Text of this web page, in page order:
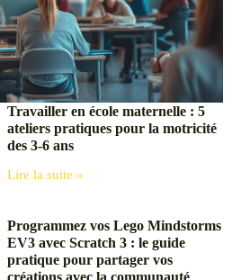
Travailler en école maternelle : 5
ateliers pratiques pour la motricité
des 3-6 ans
Lire la suite »
Programmez vos Lego Mindstorms
EV3 avec Scratch 3 : le guide
pratique pour partager vos